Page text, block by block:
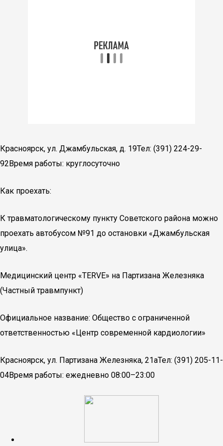
Красноярск, ул. Джамбульская, д. 19Тел: (391) 224-29-
92Время работы: круглосуточно
Как проехать:
К травматологическому пункту Советского района можно
проехать автобусом №91 до остановки «Джамбульская
улица».
Медицинский центр «TERVE» на Партизана Железняка
(Частный травмпункт)
Официальное название: Общество с ограниченной
ответственностью «Центр современной кардиологии»
Красноярск, ул. Партизана Железняка, 21аТел: (391) 205-11-
04Время работы: ежедневно 08:00–23:00